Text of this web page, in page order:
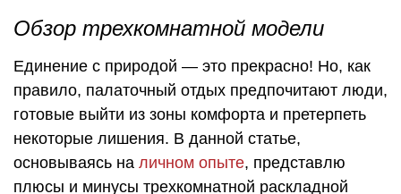
Обзор трехкомнатной модели
Единение с природой — это прекрасно! Но, как
правило, палаточный отдых предпочитают люди,
готовые выйти из зоны комфорта и претерпеть
некоторые лишения. В данной статье,
основываясь на личном опыте, представлю
плюсы и минусы трехкомнатной раскладной